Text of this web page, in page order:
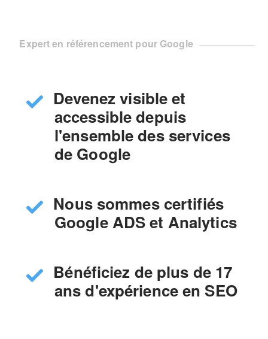
Expert en référencement pour Google
Devenez visible et
accessible depuis
l'ensemble des services
de Google
Nous sommes certifiés
Google ADS et Analytics
Bénéficiez de plus de 17
ans d'expérience en SEO